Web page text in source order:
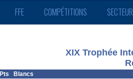
FFE COMPÉTITIONS
XIX Trophée
Pts
Blancs